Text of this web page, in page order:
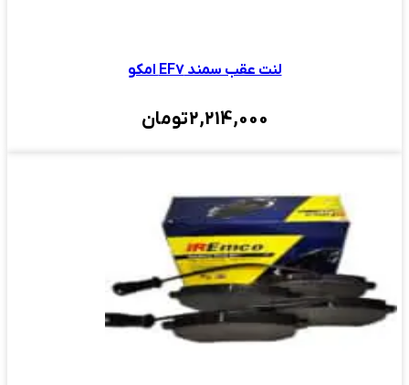
لنت عقب سمند EF۷ امکو
2,214,000تومان